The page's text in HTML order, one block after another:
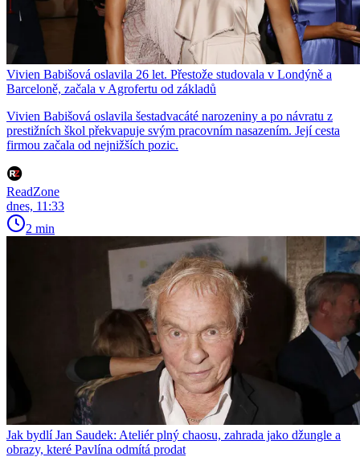
Vivien Babišová oslavila 26 let. Přestože studovala v Londýně a
Barceloně, začala v Agrofertu od základů
Vivien Babišová oslavila šestadvacáté narozeniny a po návratu z
prestižních škol překvapuje svým pracovním nasazením. Její cesta
firmou začala od nejnižších pozic.
ReadZone
dnes, 11:33
2 min
Jak bydlí Jan Saudek: Ateliér plný chaosu, zahrada jako džungle a
obrazy, které Pavlína odmítá prodat